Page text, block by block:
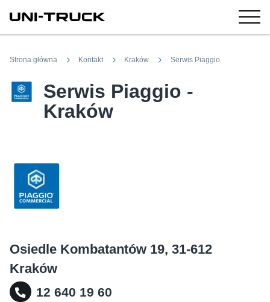
Strona główna Kontakt Kraków Serwis Piaggio
Serwis Piaggio -
Kraków
Osiedle Kombatantów 19, 31-612
Kraków
12 640 19 60